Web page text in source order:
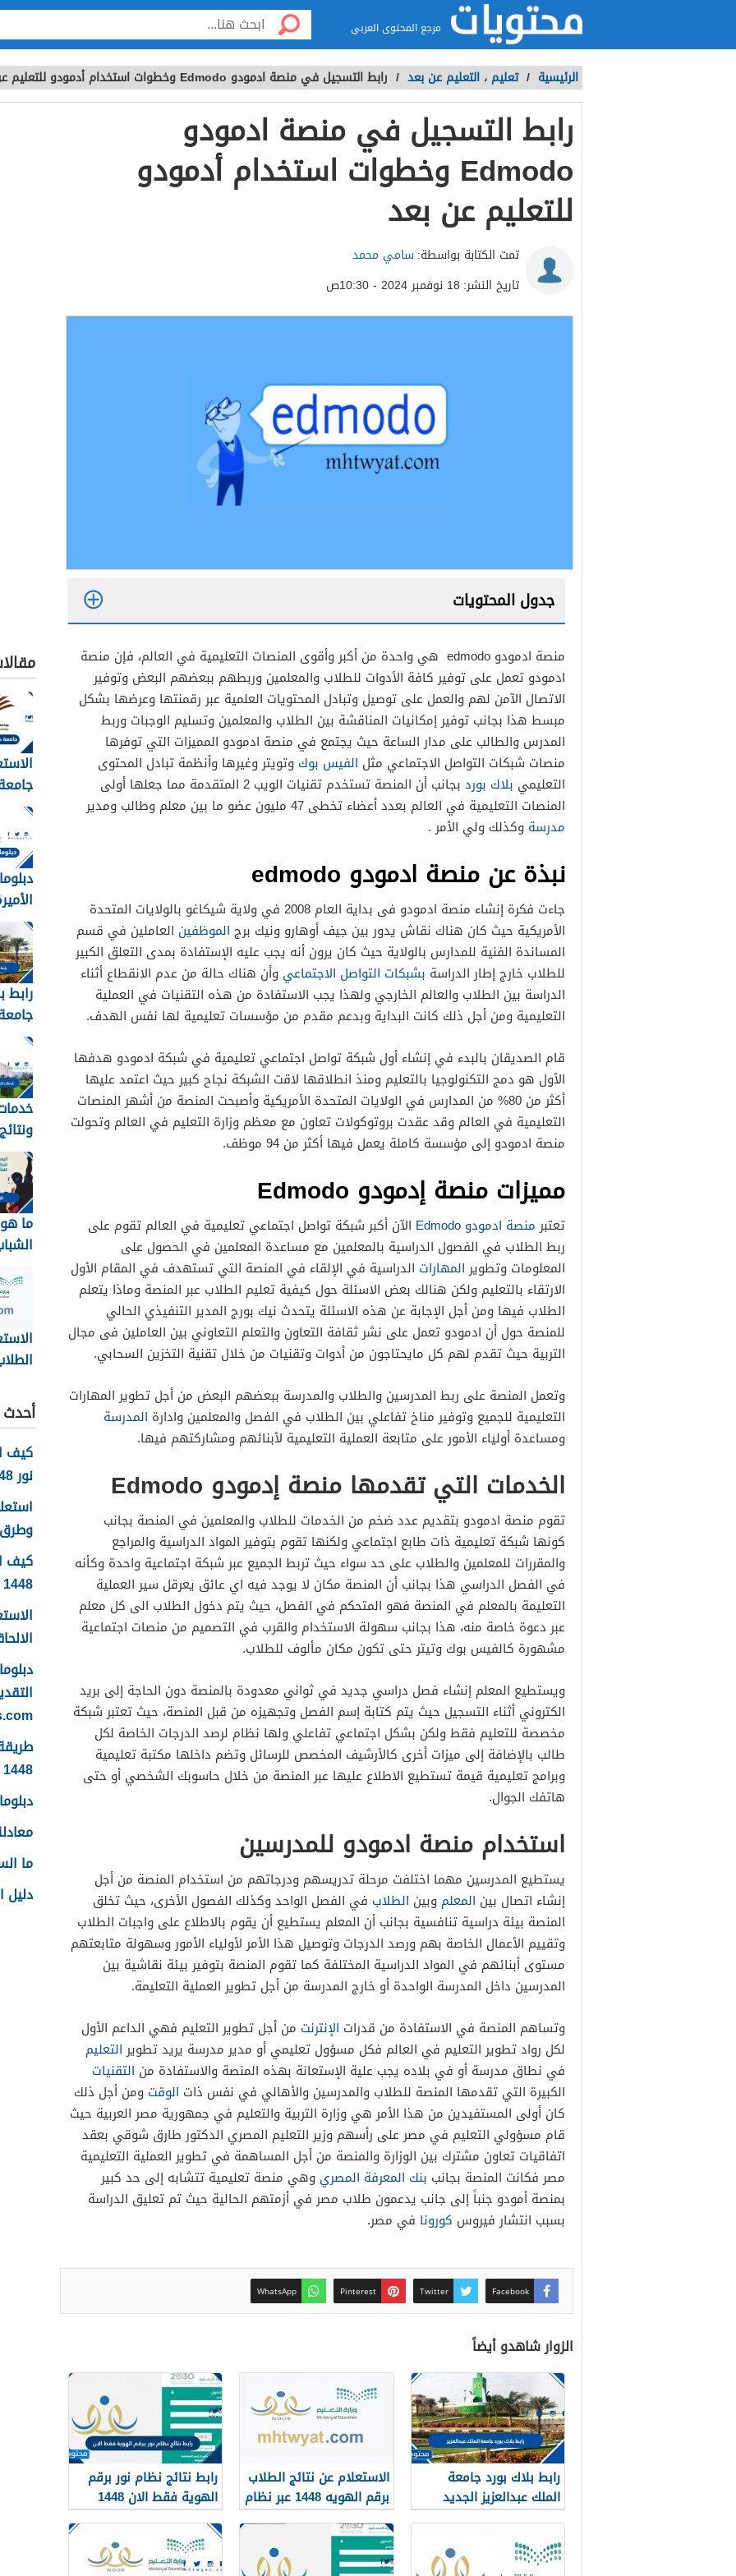
مرجع المحتوى العربي
الرئيسية / تعليم ، التعليم عن بعد / رابط التسجيل في منصة ادمودو Edmodo وخطوات استخدام أدمودو للتعليم عن بعد
رابط التسجيل في منصة ادمودو
Edmodo وخطوات استخدام أدمودو
للتعليم عن بعد
تمت الكتابة بواسطة:سامي محمد
تاريخ النشر: 18 نوفمبر 2024 - 10:30ص
جدول المحتويات
منصة ادمودو edmodo هي واحدة من أكبر وأقوى المنصات التعليمية في العالم، فإن منصة
ادمودو تعمل على توفير كافة الأدوات للطلاب والمعلمين وربطهم ببعضهم البعض وتوفير
الاتصال الآمن لهم والعمل على توصيل وتبادل المحتويات العلمية عبر رقمنتها وعرضها بشكل
مبسط هذا بجانب توفير إمكانيات المناقشة بين الطلاب والمعلمين وتسليم الوجبات وربط
المدرس والطالب على مدار الساعة حيث يجتمع في منصة ادمودو المميزات التي توفرها
منصات شبكات التواصل الاجتماعي مثل الفيس بوك وتويتر وغيرها وأنظمة تبادل المحتوى
التعليمي بلاك بورد
بجانب أن المنصة تستخدم تقنيات الويب 2 المتقدمة مما جعلها أولى
المنصات التعليمية في العالم بعدد أعضاء تخطى 47 مليون عضو ما بين معلم وطالب ومدير
مدرسة وكذلك ولي الأمر .
نبذة عن منصة ادمودو edmodo
جاءت فكرة إنشاء منصة ادمودو فى بداية العام 2008 في ولاية شيكاغو بالولايات المتحدة
الأمريكية حيث كان هناك نقاش يدور بين جيف أوهارو ونيك برج الموظفين العاملين في قسم
المساندة الفنية للمدارس بالولاية حيث كان يرون أنه يجب عليه الإستفادة بمدى التعلق الكبير
للطلاب خارج إطار الدراسة بشبكات التواصل الاجتماعي وأن هناك حالة من عدم الانقطاع أثناء
الدراسة بين الطلاب والعالم الخارجي ولهذا يجب الاستفادة من هذه التقنيات في العملية
التعليمية ومن أجل ذلك كانت البداية وبدعم مقدم من مؤسسات تعليمية لها نفس الهدف.
قام الصديقان بالبدء في إنشاء أول شبكة تواصل اجتماعي تعليمية في شبكة ادمودو هدفها
الأول هو دمج التكنولوجيا بالتعليم ومنذ انطلاقها لاقت الشبكة نجاح كبير حيث اعتمد عليها
أكثر من 80% من المدارس في الولايات المتحدة الأمريكية وأصبحت المنصة من أشهر المنصات
التعليمية في العالم وقد عقدت بروتوكولات تعاون مع معظم وزارة التعليم في العالم وتحولت
منصة ادمودو إلى مؤسسة كاملة يعمل فيها أكثر من 94 موظف.
مميزات منصة إدمودو Edmodo
تعتبرمنصة ادمودو Edmodo
الآن أكبر شبكة تواصل اجتماعي تعليمية في العالم تقوم على
ربط الطلاب في الفصول الدراسية بالمعلمين مع مساعدة المعلمين في الحصول على
المعلومات وتطويرالمهارات الدراسية في الإلقاء في المنصة التي تستهدف في المقام الأول
الارتقاء بالتعليم ولكن هنالك بعض الاسئلة حول كيفية تعليم الطلاب عبر المنصة وماذا يتعلم
الطلاب فيها ومن أجل الإجابة عن هذه الاسئلة يتحدث نيك بورج المدير التنفيذي الحالي
للمنصة حول أن ادمودو تعمل على نشر ثقافة التعاون والتعلم التعاوني بين العاملين فى مجال
التربية حيث تقدم لهم كل مايحتاجون من أدوات وتقنيات من خلال تقنية التخزين السحابي.
وتعمل المنصة على ربط المدرسين والطلاب والمدرسة ببعضهم البعض من أجل تطوير المهارات
التعليمية للجميع وتوفير مناخ تفاعلي بين الطلاب في الفصل والمعلمين وادارة المدرسة
ومساعدة أولياء الأمور على متابعة العملية التعليمية لأبنائهم ومشاركتهم فيها.
الخدمات التي تقدمها منصة إدمودو Edmodo
تقوم منصة ادمودو بتقديم عدد ضخم من الخدمات للطلاب والمعلمين في المنصة بجانب
كونها شبكة تعليمية ذات طابع اجتماعي ولكنها تقوم بتوفير المواد الدراسية والمراجع
والمقررات للمعلمين والطلاب على حد سواء حيث تربط الجميع عبر شبكة اجتماعية واحدة وكأنه
في الفصل الدراسي هذا بجانب أن المنصة مكان لا يوجد فيه اي عائق يعرقل سير العملية
التعليمة بالمعلم في المنصة فهو المتحكم في الفصل، حيث يتم دخول الطلاب الى كل معلم
عبر دعوة خاصة منه، هذا بجانب سهولة الاستخدام والقرب في التصميم من منصات اجتماعية
مشهورة كالفيس بوك وتيتر حتى تكون مكان مألوف للطلاب.
ويستطيع المعلم إنشاء فصل دراسي جديد في ثواني معدودة بالمنصة دون الحاجة إلى بريد
الكتروني أثناء التسجيل حيث يتم كتابة إسم الفصل وتجهيزه من قبل المنصة، حيث تعتبر شبكة
مخصصة للتعليم فقط ولكن بشكل اجتماعي تفاعلي ولها نظام لرصد الدرجات الخاصة لكل
طالب بالإضافة إلى ميزات أخرى كالأرشيف المخصص للرسائل وتضم داخلها مكتبة تعليمية
وبرامج تعليمية قيمة تستطيع الاطلاع عليها عبر المنصة من خلال حاسوبك الشخصي أو حتى
هاتفك الجوال.
استخدام منصة ادمودو للمدرسين
يستطيع المدرسين مهما اختلفت مرحلة تدريسهم ودرجاتهم من استخدام المنصة من أجل
إنشاء اتصال بين المعلم وبين الطلاب في الفصل الواحد وكذلك الفصول الأخرى، حيث تخلق
المنصة بيئة دراسية تنافسية بجانب أن المعلم يستطيع أن يقوم بالاطلاع على واجبات الطلاب
وتقييم الأعمال الخاصة بهم ورصد الدرجات وتوصيل هذا الأمر لأولياء الأمور وسهولة متابعتهم
مستوى أبنائهم في المواد الدراسية المختلفة كما تقوم المنصة بتوفير بيئة نقاشية بين
المدرسين داخل المدرسة الواحدة أو خارج المدرسة من أجل تطوير العملية التعليمة.
وتساهم المنصة في الاستفادة من قدرات الإنترنت من أجل تطوير التعليم فهي الداعم الأول
لكل رواد تطوير التعليم في العالم فكل مسؤول تعليمي أو مدير مدرسة يريد تطويرالتعليم
في نطاق مدرسة أو في بلاده يجب علية الإستعانة بهذه المنصة والاستفادة من التقنيات
الكبيرة التي تقدمها المنصة للطلاب والمدرسين والأهالي في نفس ذات الوقت ومن أجل ذلك
كان أولى المستفيدين من هذا الأمر هي وزارة التربية والتعليم في جمهورية مصر العربية حيث
قام مسؤولي التعليم في مصر على رأسهم وزير التعليم المصري الدكتور طارق شوقي بعقد
اتفاقيات تعاون مشترك بين الوزارة والمنصة من أجل المساهمة في تطوير العملية التعليمية
مصر فكانت المنصة بجانب بنك المعرفة المصري وهي منصة تعليمية تتشابه إلى حد كبير
بمنصة أمودو جنباً إلى جانب يدعمون طلاب مصر في أزمتهم الحالية حيث تم تعليق الدراسة
بسبب انتشار فيروس كورونا في مصر.
Facebook
Twitter
Pinterest
WhatsApp
الزوار شاهدو أيضاً
رابط بلاك بورد جامعة
الملك عبدالعزيز الجديد
1448 blackboard kau
الاستعلام عن نتائج الطلاب
برقم الهويه 1448 عبر نظام
نور noor.moe.gov.sa
رابط نتائج نظام نور برقم
الهوية فقط الان 1448
1448
رابط
kau
1448
ما
نظام
أحدث
كيف
نور 1448
كيف
1448
1448 بالتفصيل
ما
دليل